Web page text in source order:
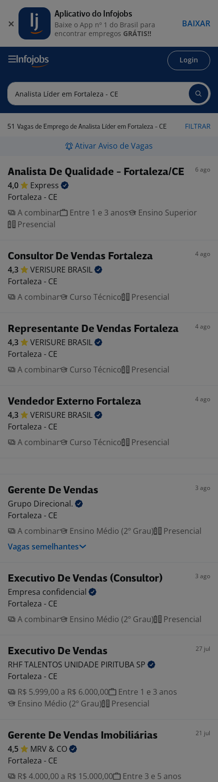
Login
51 Vagas de Emprego de Analista Líder em Fortaleza - CE FILTRAR
Ativar Aviso de Vagas
Analista De Qualidade - Fortaleza/CE 6 ago
4,0
Express
Fortaleza - CE
A combinar
Entre 1 e 3 anos
Ensino Superior
Presencial
Consultor De Vendas Fortaleza 4 ago
4,3 VERISURE BRASIL
Fortaleza - CE
A combinar
Curso Técnico Presencial
Representante De Vendas Fortaleza 4 ago
4,3 VERISURE BRASIL
Fortaleza - CE
A combinar
Curso Técnico Presencial
Vendedor Externo Fortaleza 4 ago
4,3 VERISURE BRASIL
Fortaleza - CE
A combinar
Curso Técnico Presencial
Gerente De Vendas 3 ago
Grupo Direcional.
Fortaleza - CE
A combinar
Ensino Médio (2º Grau)
Presencial
Vagas semelhantes
Executivo De Vendas (Consultor) 3 ago
Empresa confidencial
Fortaleza - CE
A combinar
Ensino Médio (2º Grau) Presencial
Executivo De Vendas 27 jul
RHF TALENTOS UNIDADE PIRITUBA SP
Fortaleza - CE
R$ 5.999,00 a R$ 6.000,00
Entre 1 e 3 anos
Ensino Médio (2º Grau)
Presencial
Gerente De Vendas Imobiliárias 21 jul
4,5 MRV & CO
Fortaleza - CE
R$ 4.000,00 a R$ 15.000,00
Entre 3 e 5 anos
Aplicativo do Infojobs
Baixe o App nº 1 do Brasil para
encontrar empregos GRÁTIS!!
BAIXAR